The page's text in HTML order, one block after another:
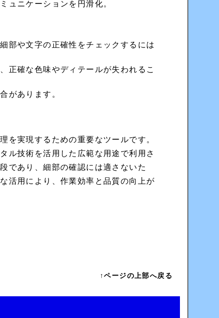
ュニケーションを円滑化。
部や文字の正確性をチェックするには
正確な色味やディテールが失われるこ
があります。
を実現するための重要なツールです。
ル技術を活用した広範な用途で利用さ
であり、細部の確認には適さないた
活用により、作業効率と品質の向上が
↑ページの上部へ戻る